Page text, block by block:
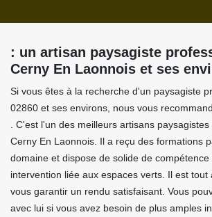
: un artisan paysagiste
Cerny En Laonnois et ses
Si vous êtes à la recherche d'un paysagiste
02860 et ses environs, nous vous
. C'est l'un des meilleurs artisans
Cerny En Laonnois. Il a reçu des formations
domaine et dispose de solide de
intervention liée aux espaces verts. Il est
vous garantir un rendu satisfaisant. Vous
avec lui si vous avez besoin de plus amples